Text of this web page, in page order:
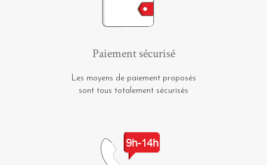
Paiement sécurisé
Les moyens de paiement proposés
sont tous totalement sécurisés